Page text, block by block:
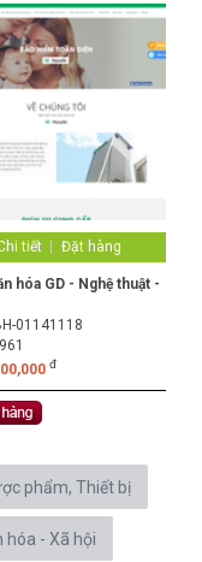
tiết Đặt hàng
hóa GD - Nghệ thuật -
01141118
đ
phẩm, Thiết bị
hóa - Xã hội